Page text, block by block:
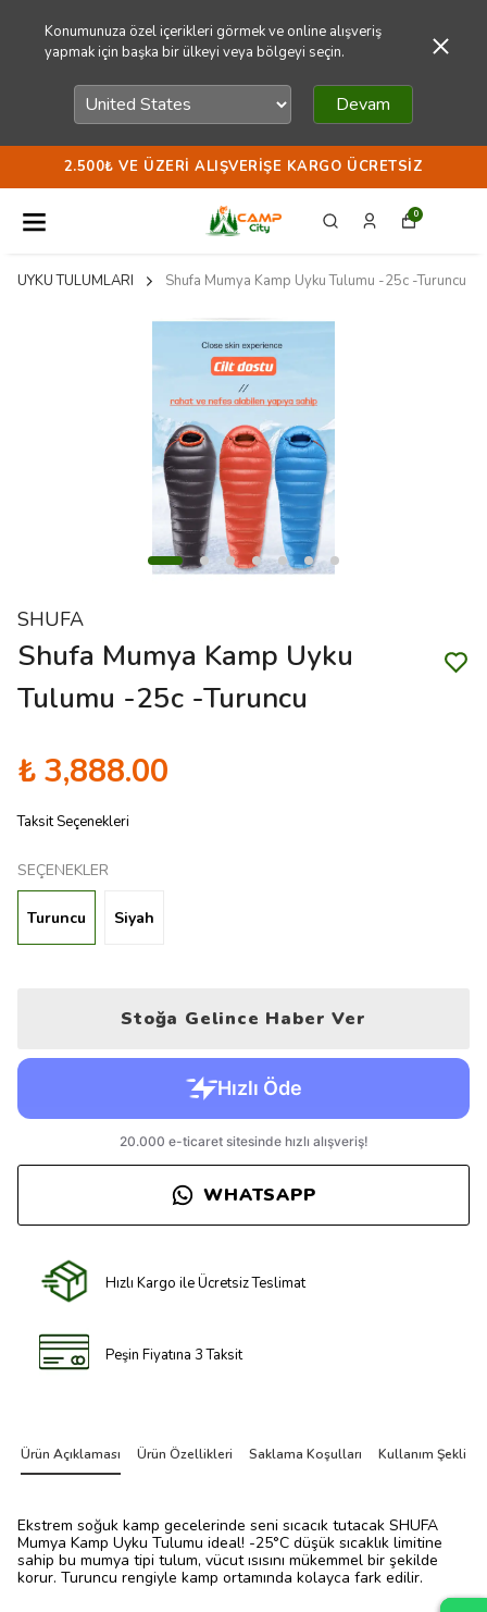
Konumunuza özel içerikleri görmek ve online alışveriş
yapmak için başka bir ülkeyi veya bölgeyi seçin.
Devam
2.500₺ VE ÜZERI ALIŞVERIŞE KARGO ÜCRETSIZ
0
UYKU TULUMLARI Shufa Mumya Kamp Uyku Tulumu -25c -Turuncu
SHUFA
Shufa Mumya Kamp Uyku
Tulumu -25c -Turuncu
₺ 3,888.00
Taksit Seçenekleri
SEÇENEKLER
Turuncu Siyah
Stoğa Gelince Haber Ver
WHATSAPP
Hızlı Kargo ile Ücretsiz Teslimat
Peşin Fiyatına 3 Taksit
Ürün Açıklaması Ürün Özellikleri Saklama Koşulları Kullanım Şekli
Ekstrem soğuk kamp gecelerinde seni sıcacık tutacak SHUFA
Mumya Kamp Uyku Tulumu ideal! -25°C düşük sıcaklık limitine
sahip bu mumya tipi tulum, vücut ısısını mükemmel bir şekilde
korur. Turuncu rengiyle kamp ortamında kolayca fark edilir.